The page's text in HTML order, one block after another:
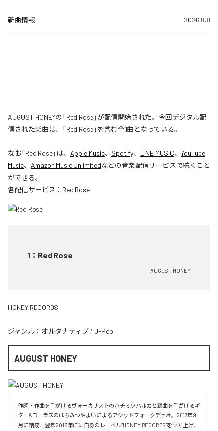
新曲情報 2026.8.8
AUGUST HONEYの「Red Rose」が配信開始された。今回デジタル配
信された楽曲は、「Red Rose」を含む全1曲となっている。
なお「Red Rose」は、 Apple Music、 Spotify、 LINE MUSIC、 YouTube
Music、 Amazon Music Unlimitedなどの音楽配信サービスで聴くこと
ができる。
各配信サービス： Red Rose
1 ： Red Rose
AUGUST HONEY
HONEY RECORDS
ジャンル： オルタナティブ / J-Pop
AUGUST HONEY
作詞・作曲を手がけるヴォーカリストのハチミツハルカと編曲を手がけるギ
ター&コーラスのはちみつやよいによるアシッドフォークデュオ。2017年9
月に結成、翌年2018年には自身のレーベル”HONEY RECORDS"を立ち上げ、